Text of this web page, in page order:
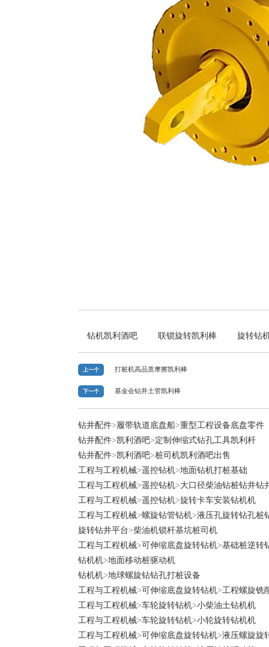
钻机凯利酒吧 联锁旋转凯利棒 旋转钻
上一个 打桩机高品质摩擦凯利棒
下一个 基金会钻井土管凯利棒
钻井配件>履带轨道底盘船>重型工程设备底盘零件
钻井配件>凯利酒吧>定制伸缩式钻孔工具凯利杆
钻井配件>凯利酒吧>桩司机凯利酒吧出售
工程与工程机械>遥控钻机>地面钻机打桩基础
工程与工程机械>遥控钻机>大口径柴油钻桩钻井钻
工程与工程机械>遥控钻机>旋转卡车安装钻机机
工程与工程机械>螺旋钻管钻机>液压孔旋转钻孔桩
旋转钻井平台>柴油机锁杆基坑桩司机
工程与工程机械>可伸缩底盘旋转钻机>基础桩逆转
钻机机>地面移动桩驱动机
钻机机>地球螺旋钻钻孔打桩设备
工程与工程机械>可伸缩底盘旋转钻机>工程螺旋铣
工程与工程机械>车轮旋转钻机>小柴油土钻机机
工程与工程机械>车轮旋转钻机>小轮旋转钻机机
工程与工程机械>可伸缩底盘旋转钻机>液压螺旋旋